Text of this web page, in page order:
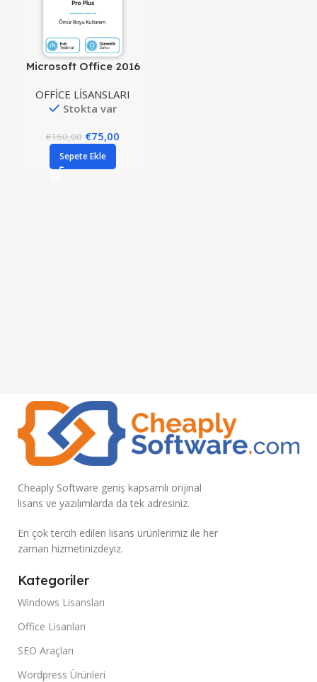
Microsoft Office 2016
OFFİCE LİSANSLARI
Stokta var
€150,00 €75,00
Sepete Ekle
Cheaply Software geniş kapsamlı orijinal
lisans ve yazılımlarda da tek adresiniz.
En çok tercih edilen lisans ürünlerimiz ile her
zaman hizmetinizdeyiz.
Kategoriler
Windows Lisansları
Office Lisanları
SEO Araçları
Wordpress Ürünleri